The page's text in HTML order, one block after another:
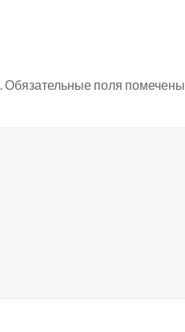
Обязательные поля помечены